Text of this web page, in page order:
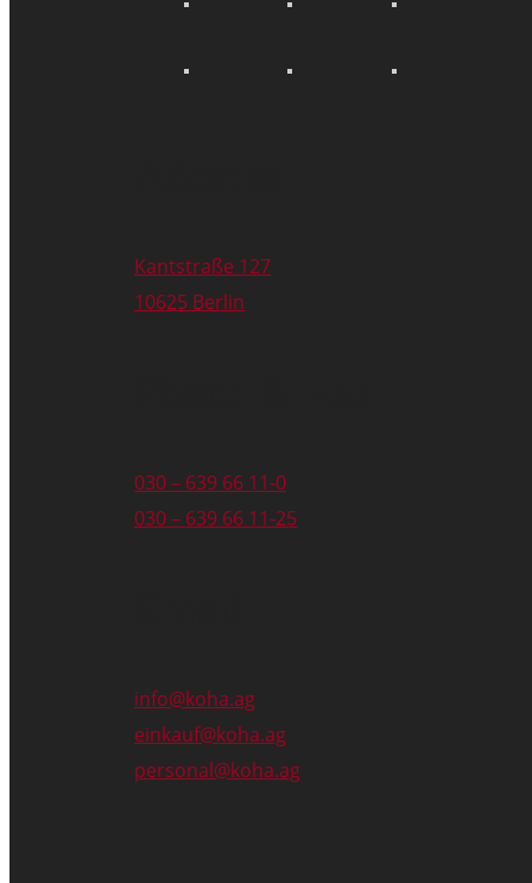
Kantstraße 127
10625 Berlin
030 – 639 66 11-0
030 – 639 66 11-25
info@koha.ag
einkauf@koha.ag
personal@koha.ag